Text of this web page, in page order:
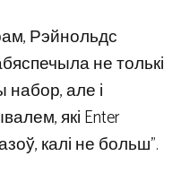
Рэйнольдс
не толькі
але і
які Enter
калі не больш”.